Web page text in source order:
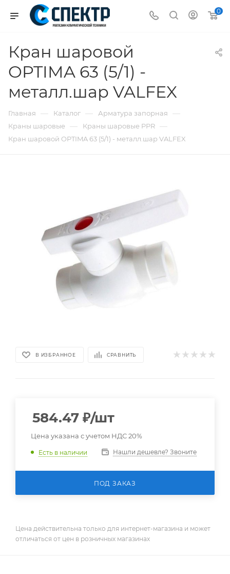
0
Кран шаровой
OPTIMA 63 (5/1) -
металл.шар VALFEX
Главная — Каталог — Арматура запорная —
Краны шаровые — Краны шаровые PPR —
Кран шаровой OPTIMA 63 (5/1) - металл.шар VALFEX
В ИЗБРАННОЕ СРАВНИТЬ
584.47 ₽/шт
Цена указана с учетом НДС 20%
Есть в наличии Нашли дешевле? Звоните
ПОД ЗАКАЗ
Цена действительна только для интернет-магазина и может
отличаться от цен в розничных магазинах